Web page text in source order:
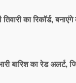
का रिकॉर्ड,
बारिश का रेड अलर्ट,